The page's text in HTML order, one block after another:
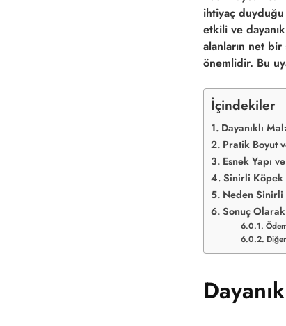
ihtiyaç
etkili ve
alanların net
önemlidir. Bu
İçindekiler
Dayanıklı
Pratik Boyut
Esnek Yapı
Sinirli Köpek
Neden Sinirli
Sonuç